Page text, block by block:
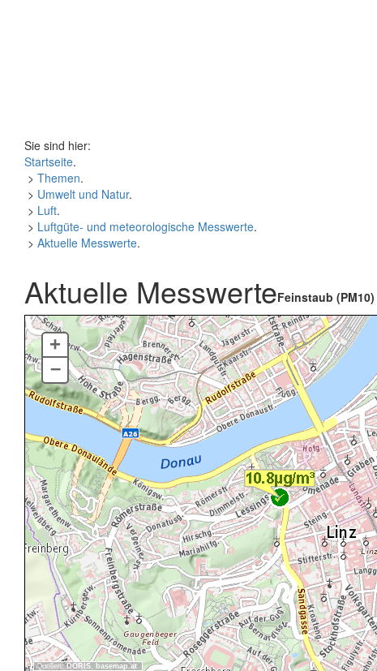
Sie sind hier:
Startseite.
> Themen.
> Umwelt und Natur.
> Luft.
> Luftgüte- und meteorologische Messwerte.
> Aktuelle Messwerte.
Aktuelle MesswerteFeinstaub (PM10)
Quellen:DORIS, basemap.at
+
–